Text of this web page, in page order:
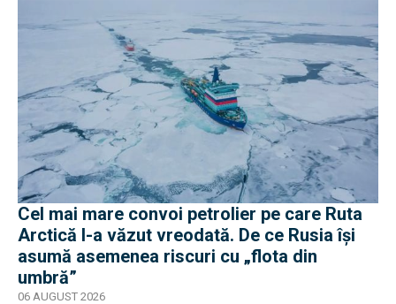
Cel mai mare convoi petrolier pe care Ruta
Arctică l-a văzut vreodată. De ce Rusia își
asumă asemenea riscuri cu „flota din
umbră”
06 AUGUST 2026